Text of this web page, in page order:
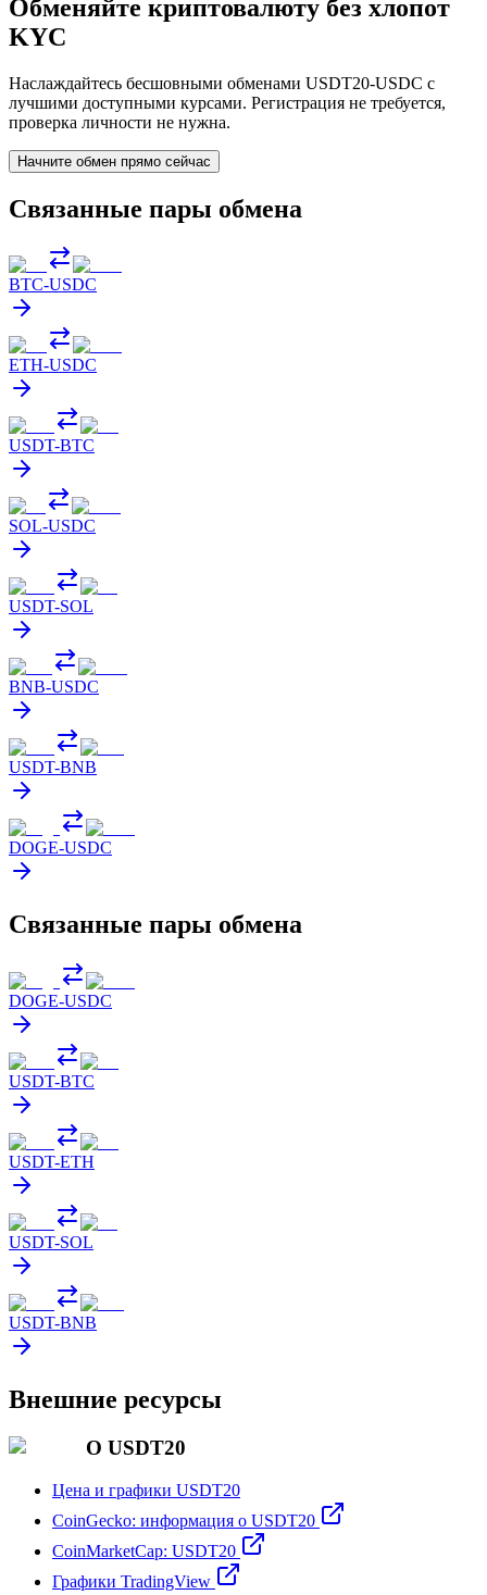
Обменяйте криптовалюту без хлопот
KYC
Наслаждайтесь бесшовными обменами USDT20-USDC с
лучшими доступными курсами. Регистрация не требуется,
проверка личности не нужна.
Начните обмен прямо сейчас
Связанные пары обмена
BTC-USDC
ETH-USDC
USDT-BTC
SOL-USDC
USDT-SOL
BNB-USDC
USDT-BNB
DOGE-USDC
Связанные пары обмена
DOGE-USDC
USDT-BTC
USDT-ETH
USDT-SOL
USDT-BNB
Внешние ресурсы
О USDT20
Цена и графики USDT20
CoinGecko: информация о USDT20
CoinMarketCap: USDT20
Графики TradingView